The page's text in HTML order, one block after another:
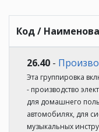
Код /
26.40 -
Эта группировка
- производство
для домашнего
автомобилях, для
музыкальных